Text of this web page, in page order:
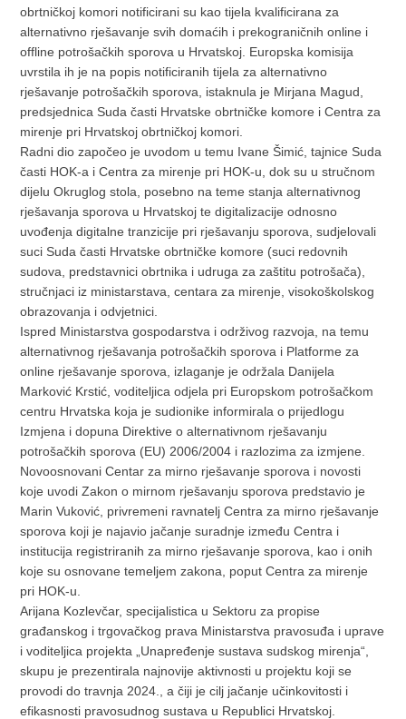
obrtničkoj komori notificirani su kao tijela kvalificirana za
alternativno rješavanje svih domaćih i prekograničnih online i
offline potrošačkih sporova u Hrvatskoj. Europska komisija
uvrstila ih je na popis notificiranih tijela za alternativno
rješavanje potrošačkih sporova, istaknula je Mirjana Magud,
predsjednica Suda časti Hrvatske obrtničke komore i Centra za
mirenje pri Hrvatskoj obrtničkoj komori.
Radni dio započeo je uvodom u temu Ivane Šimić, tajnice Suda
časti HOK-a i Centra za mirenje pri HOK-u, dok su u stručnom
dijelu Okruglog stola, posebno na teme stanja alternativnog
rješavanja sporova u Hrvatskoj te digitalizacije odnosno
uvođenja digitalne tranzicije pri rješavanju sporova, sudjelovali
suci Suda časti Hrvatske obrtničke komore (suci redovnih
sudova, predstavnici obrtnika i udruga za zaštitu potrošača),
stručnjaci iz ministarstava, centara za mirenje, visokoškolskog
obrazovanja i odvjetnici.
Ispred Ministarstva gospodarstva i održivog razvoja, na temu
alternativnog rješavanja potrošačkih sporova i Platforme za
online rješavanje sporova, izlaganje je održala Danijela
Marković Krstić, voditeljica odjela pri Europskom potrošačkom
centru Hrvatska koja je sudionike informirala o prijedlogu
Izmjena i dopuna Direktive o alternativnom rješavanju
potrošačkih sporova (EU) 2006/2004 i razlozima za izmjene.
Novoosnovani Centar za mirno rješavanje sporova i novosti
koje uvodi Zakon o mirnom rješavanju sporova predstavio je
Marin Vuković, privremeni ravnatelj Centra za mirno rješavanje
sporova koji je najavio jačanje suradnje između Centra i
institucija registriranih za mirno rješavanje sporova, kao i onih
koje su osnovane temeljem zakona, poput Centra za mirenje
pri HOK-u.
Arijana Kozlevčar, specijalistica u Sektoru za propise
građanskog i trgovačkog prava Ministarstva pravosuđa i uprave
i voditeljica projekta „Unapređenje sustava sudskog mirenja“,
skupu je prezentirala najnovije aktivnosti u projektu koji se
provodi do travnja 2024., a čiji je cilj jačanje učinkovitosti i
efikasnosti pravosudnog sustava u Republici Hrvatskoj.